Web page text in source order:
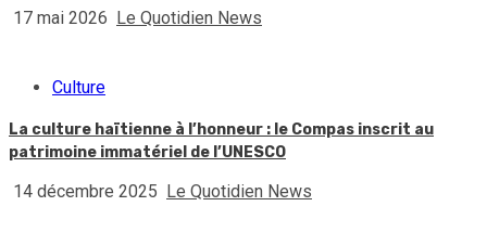
17 mai 2026 Le Quotidien News
Culture
La culture haïtienne à l’honneur : le Compas inscrit au
patrimoine immatériel de l’UNESCO
14 décembre 2025 Le Quotidien News